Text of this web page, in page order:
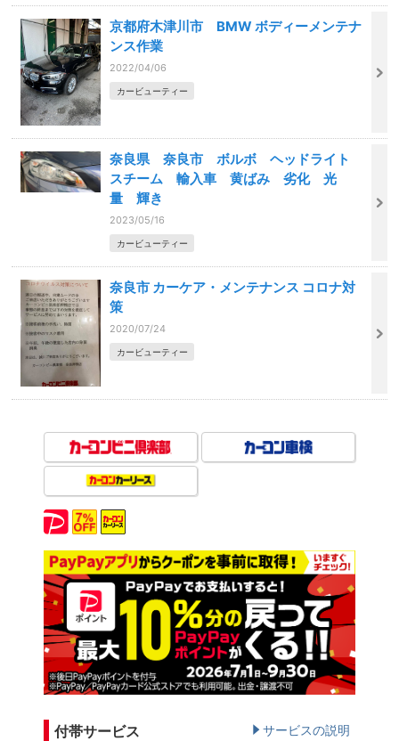
京都府木津川市 BMW ボディーメンテナ
ンス作業
2022/04/06
カービューティー
奈良県 奈良市 ボルボ ヘッドライト
スチーム 輸入車 黄ばみ 劣化 光
量 輝き
2023/05/16
カービューティー
奈良市 カーケア・メンテナンス コロナ対
策
2020/07/24
カービューティー
付帯サービス サービスの説明